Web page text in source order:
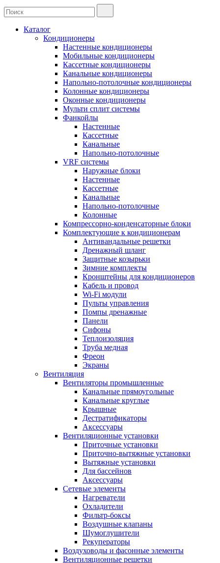
Каталог
Кондиционеры
Настенные кондиционеры
Мобильные кондиционеры
Кассетные кондиционеры
Канальные кондиционеры
Напольно-потолочные кондиционеры
Колонные кондиционеры
Оконные кондиционеры
Мульти сплит системы
Фанкойлы
Настенные
Кассетные
Канальные
Напольно-потолочные
VRF системы
Наружные блоки
Настенные
Кассетные
Канальные
Напольно-потолочные
Колонные
Компрессорно-конденсаторные блоки
Комплектующие к кондиционерам
Антивандальные решетки
Дренажный шланг
Защитные козырьки
Зимние комплекты
Кронштейны для кондиционеров
Кабель и провод
Wi-Fi модули
Пульты управления
Помпы дренажные
Панели
Сифоны
Теплоизоляция
Труба медная
Фреон
Экраны
Вентиляция
Вентиляторы промышленные
Канальные прямоугольные
Канальные круглые
Крышные
Дестратификаторы
Аксессуары
Вентиляционные установки
Приточные установки
Приточно-вытяжные установки
Вытяжные установки
Для бассейнов
Аксессуары
Сетевые элементы
Нагреватели
Охладители
Фильтр-боксы
Воздушные клапаны
Шумоглушители
Рекуператоры
Воздуховоды и фасонные элементы
Вентиляционные решетки